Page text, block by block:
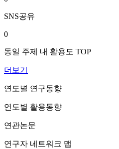
SNS공유
0
동일 주제 내 활용도 TOP
더보기
연도별 연구동향
연도별 활용동향
연관논문
연구자 네트워크 맵